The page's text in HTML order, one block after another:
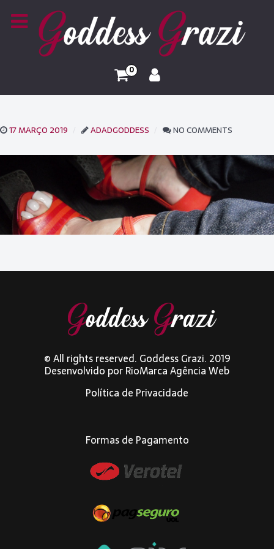
0
17 MARÇO 2019 ADADGODDESS NO COMMENTS
© All rights reserved. Goddess Grazi. 2019
Desenvolvido porRioMarca Agência Web
Política de Privacidade
Formas de Pagamento